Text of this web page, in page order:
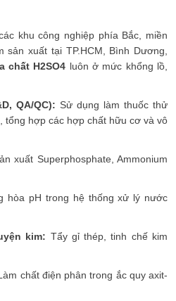
khu công nghiệp phía Bắc, miền
sản xuất tại TP.HCM, Bình Dương,
chất H2SO4 luôn ở mức khổng lồ,
QA/QC): Sử dụng làm thuốc thử
tổng hợp các hợp chất hữu cơ và vô
xuất Superphosphate, Ammonium
hòa pH trong hệ thống xử lý nước
kim: Tẩy gỉ thép, tinh chế kim
chất điện phân trong ắc quy axit-